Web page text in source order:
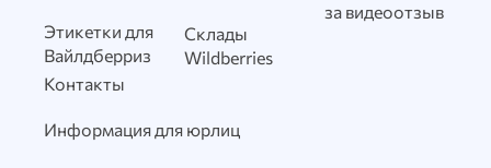
Этикетки для
Вайлдберриз
Склады
Wildberries
за видеоотзыв
Контакты
Информация для юрлиц